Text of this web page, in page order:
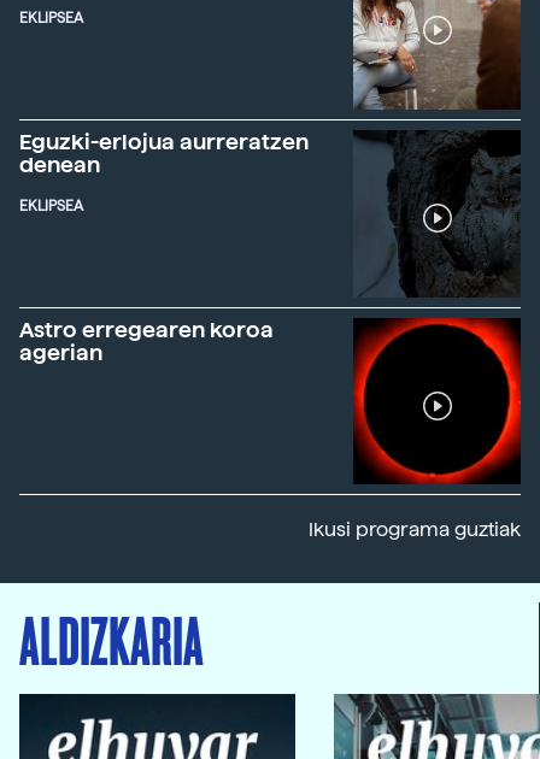
EKLIPSEA
Eguzki-erlojua aurreratzen
denean
EKLIPSEA
Astro erregearen koroa
agerian
Ikusi programa guztiak
ALDIZKARIA